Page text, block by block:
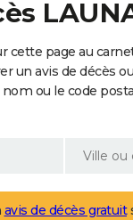
cette page au
un avis de décès
ou le code
avis de décès gratuit